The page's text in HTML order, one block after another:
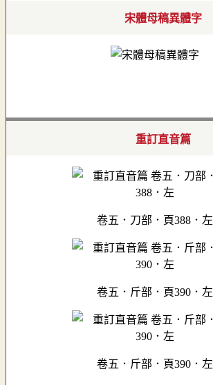
宋體母稿異體字
重訂直音篇
卷五．刀部．頁388．左
卷五．斤部．頁390．左
卷五．斤部．頁390．左